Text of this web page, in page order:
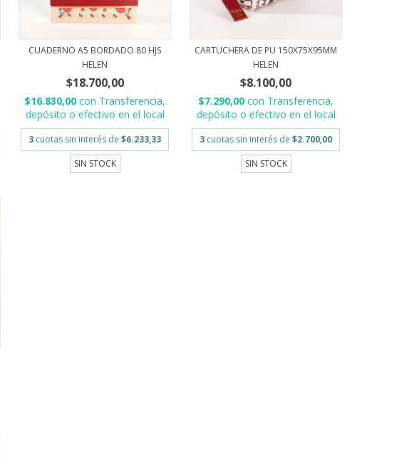
CUADERNO A5 BORDADO 80 HJS
HELEN
$18.700,00
$16.830,00con Transferencia,
depósito o efectivo en el local
3 cuotas sin interés de$6.233,33
SIN STOCK
CARTUCHERA DE PU 150X75X95MM
HELEN
$8.100,00
$7.290,00con Transferencia,
depósito o efectivo en el local
3 cuotas sin interés de$2.700,00
SIN STOCK